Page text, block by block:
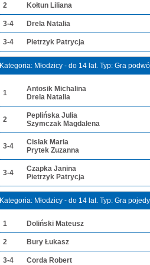
2 Kołtun Liliana
3-4 Drela Natalia
3-4 Pietrzyk Patrycja
Kategoria: Młodzicy - do 14 lat. Typ: Gra
1
Antosik Michalina
Drela Natalia
2
Peplińska Julia
Szymczak Magdalena
3-4
Cisłak Maria
Prytek Zuzanna
3-4
Czapka Janina
Pietrzyk Patrycja
Kategoria: Młodzicy - do 14 lat. Typ: Gra
1 Doliński Mateusz
2 Bury Łukasz
3-4 Corda Robert